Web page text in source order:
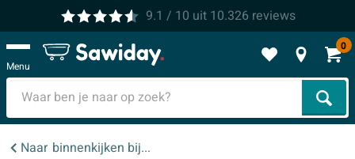
9.1 / 10 uit 10.326 reviews
Menu
0
Naar binnenkijken bij...